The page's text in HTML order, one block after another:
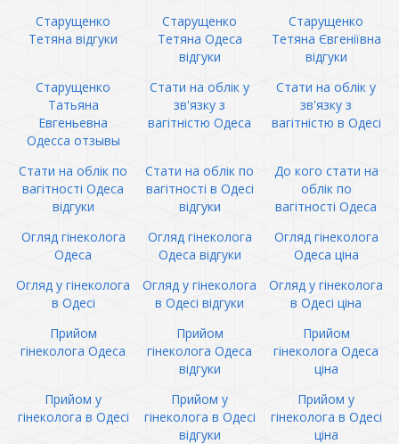
Старущенко
Тетяна відгуки
Старущенко
Тетяна Одеса
відгуки
Старущенко
Тетяна Євгеніївна
відгуки
Старущенко
Татьяна
Евгеньевна
Одесса отзывы
Стати на облік у
зв'язку з
вагітністю Одеса
Стати на облік у
зв'язку з
вагітністю в Одесі
Стати на облік по
вагітності Одеса
відгуки
Стати на облік по
вагітності в Одесі
відгуки
До кого стати на
облік по
вагітності Одеса
Огляд гінеколога
Одеса
Огляд гінеколога
Одеса відгуки
Огляд гінеколога
Одеса ціна
Огляд у гінеколога
в Одесі
Огляд у гінеколога
в Одесі відгуки
Огляд у гінеколога
в Одесі ціна
Прийом
гінеколога Одеса
Прийом
гінеколога Одеса
відгуки
Прийом
гінеколога Одеса
ціна
Прийом у
гінеколога в Одесі
Прийом у
гінеколога в Одесі
відгуки
Прийом у
гінеколога в Одесі
ціна